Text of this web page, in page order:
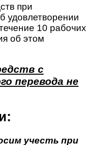
при
удовлетворении
10 рабочих
об этом
с
перевода не
учесть при